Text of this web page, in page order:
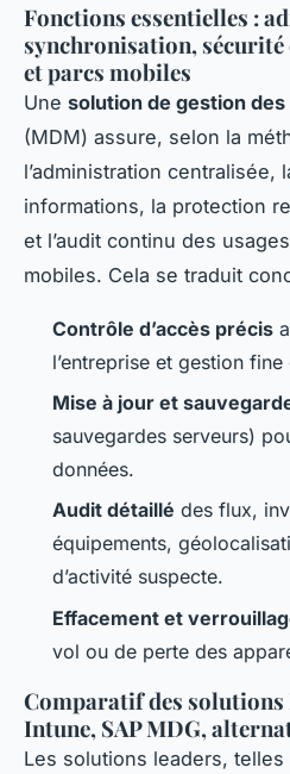
Fonctions essentielles :
synchronisation, sécurité
et parcs mobiles
Une solution de gestion
(MDM) assure, selon la
l’administration centralisée,
informations, la protection
et l’audit continu des
mobiles. Cela se traduit
Contrôle d’accès précis
l’entreprise et gestion
Mise à jour et
sauvegardes serveurs)
données.
Audit détaillé des flux,
équipements,
d’activité suspecte.
Effacement et
vol ou de perte des
Comparatif des
Intune, SAP MDG,
Les solutions leaders, telles